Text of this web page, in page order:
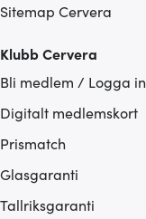
Sitemap Cervera
Klubb Cervera
Bli medlem / Logga in
Digitalt medlemskort
Prismatch
Glasgaranti
Tallriksgaranti